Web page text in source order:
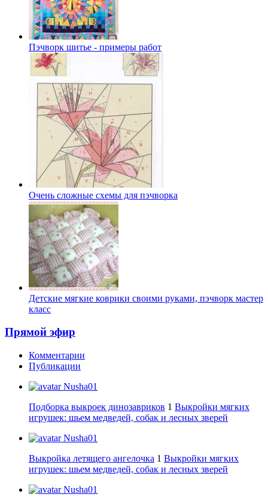
Пэчворк шитье - примеры работ
Очень сложные схемы для пэчворка
Детские мягкие коврики своими руками, пэчворк мастер
класс
Прямой эфир
Комментарии
Публикации
Nusha01
Подборка выкроек динозавриков 1 Выкройки мягких
игрушек: шьем медведей, собак и лесных зверей
Nusha01
Выкройка летящего ангелочка 1 Выкройки мягких
игрушек: шьем медведей, собак и лесных зверей
Nusha01